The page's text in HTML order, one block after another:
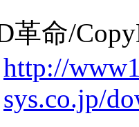
革命/
http://
sys.co.jp/